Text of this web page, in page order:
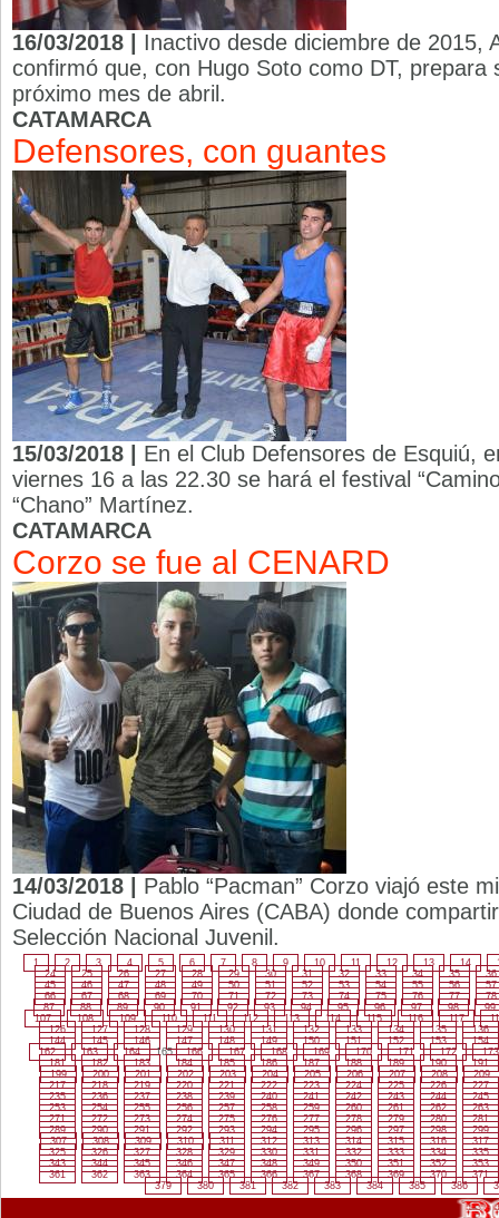
16/03/2018 | Inactivo desde diciembre de 2015,
confirmó que, con Hugo Soto como DT, prepara
próximo mes de abril.
CATAMARCA
Defensores, con guantes
15/03/2018 | En el Club Defensores de Esquiú,
viernes 16 a las 22.30 se hará el festival
“Chano” Martínez.
CATAMARCA
Corzo se fue al CENARD
14/03/2018 | Pablo “Pacman” Corzo viajó este
Ciudad de Buenos Aires (CABA) donde
Selección Nacional Juvenil.
1 2 3 4 5 6 7 8 9 10 11 12 13 14
24
25 26 27 28 29 30 31 32 33 34 35
36
45
46 47 48 49 50 51 52 53 54 55 56
57
66
67 68 69 70 71 72 73 74 75 76 77
78
87
88 89 90 91 92 93 94 95 96 97 98
99
107
108 109 110 111 112 113 114 115 116 117
126
127 128 129 130 131 132 133 134 135
136
144
145 146 147 148 149 150 151 152 153
154
162
163 164 165 166 167 168 169 170 171 172
173
181
182 183 184 185 186 187 188 189 190
191
199
200 201 202 203 204 205 206 207 208
209
217
218 219 220 221 222 223 224 225 226
227
235
236 237 238 239 240 241 242 243 244
245
253
254 255 256 257 258 259 260 261 262
263
271
272 273 274 275 276 277 278 279 280
281
289
290 291 292 293 294 295 296 297 298
299
307
308 309 310 311 312 313 314 315 316
317
325
326 327 328 329 330 331 332 333 334
335
343
344 345 346 347 348 349 350 351 352
353
361
362 363 364 365 366 367 368 369 370
371
379
380 381 382 383 384 385 386